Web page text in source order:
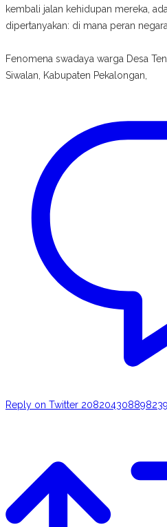
kembali jalan kehidupan mereka,
dipertanyakan: di mana peran
Fenomena swadaya warga Desa
Siwalan, Kabupaten Pekalongan,
Reply on Twitter